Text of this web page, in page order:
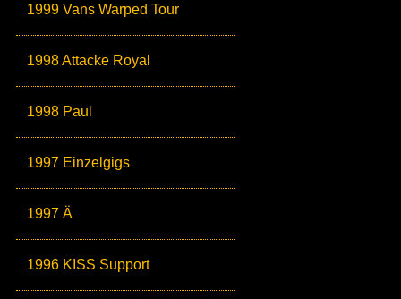
1999 Vans Warped Tour
1998 Attacke Royal
1998 Paul
1997 Einzelgigs
1997 Ä
1996 KISS Support